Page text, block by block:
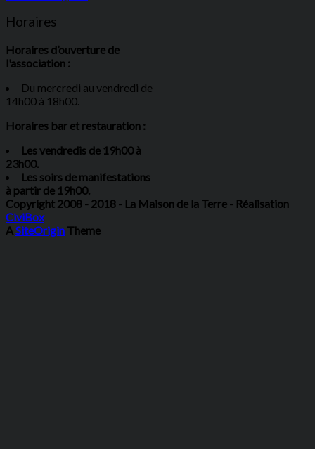
Horaires
Horaires d’ouverture de
l'association :
Du mercredi au vendredi de
14h00 à 18h00.
Horaires bar et restauration :
Les vendredis de 19h00 à
23h00.
Les soirs de manifestations
à partir de 19h00.
Copyright 2008 - 2018 - La Maison de la Terre - Réalisation
CiviBox
ASiteOrigin Theme